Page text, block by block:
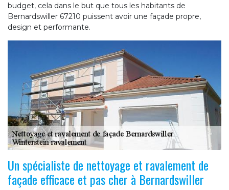
budget, cela dans le but que tous les habitants de
Bernardswiller 67210 puissent avoir une façade propre,
design et performante.
Un spécialiste de nettoyage et ravalement de
façade efficace et pas cher à Bernardswiller